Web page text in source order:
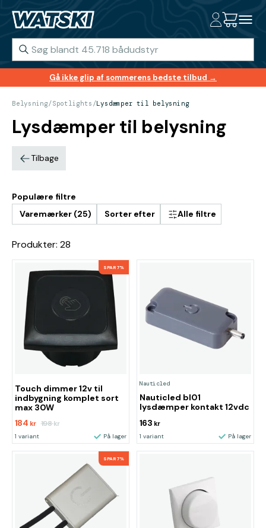
Gå ikke glip af sommerens bedste tilbud →
Belysning/Spotlights /Lysdæmper til belysning
Lysdæmper til belysning
Tilbage
Populære filtre
Varemærker (25)
Sorter efter Alle filtre
Produkter: 28
SPAR 7%
Touch dimmer 12v til
indbygning komplet sort
max 30W
184 kr 198kr
1 variant På lager
Nauticled
Nauticled bl01
lysdæmper kontakt 12vdc
163 kr
1 variant På lager
SPAR 7%